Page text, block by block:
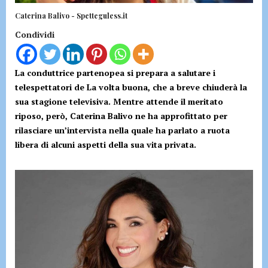
Caterina Balivo - Spetteguless.it
Condividi
La conduttrice partenopea si prepara a salutare i
telespettatori de La volta buona, che a breve chiuderà la
sua stagione televisiva. Mentre attende il meritato
riposo, però, Caterina Balivo ne ha approfittato per
rilasciare un’intervista nella quale ha parlato a ruota
libera di alcuni aspetti della sua vita privata.